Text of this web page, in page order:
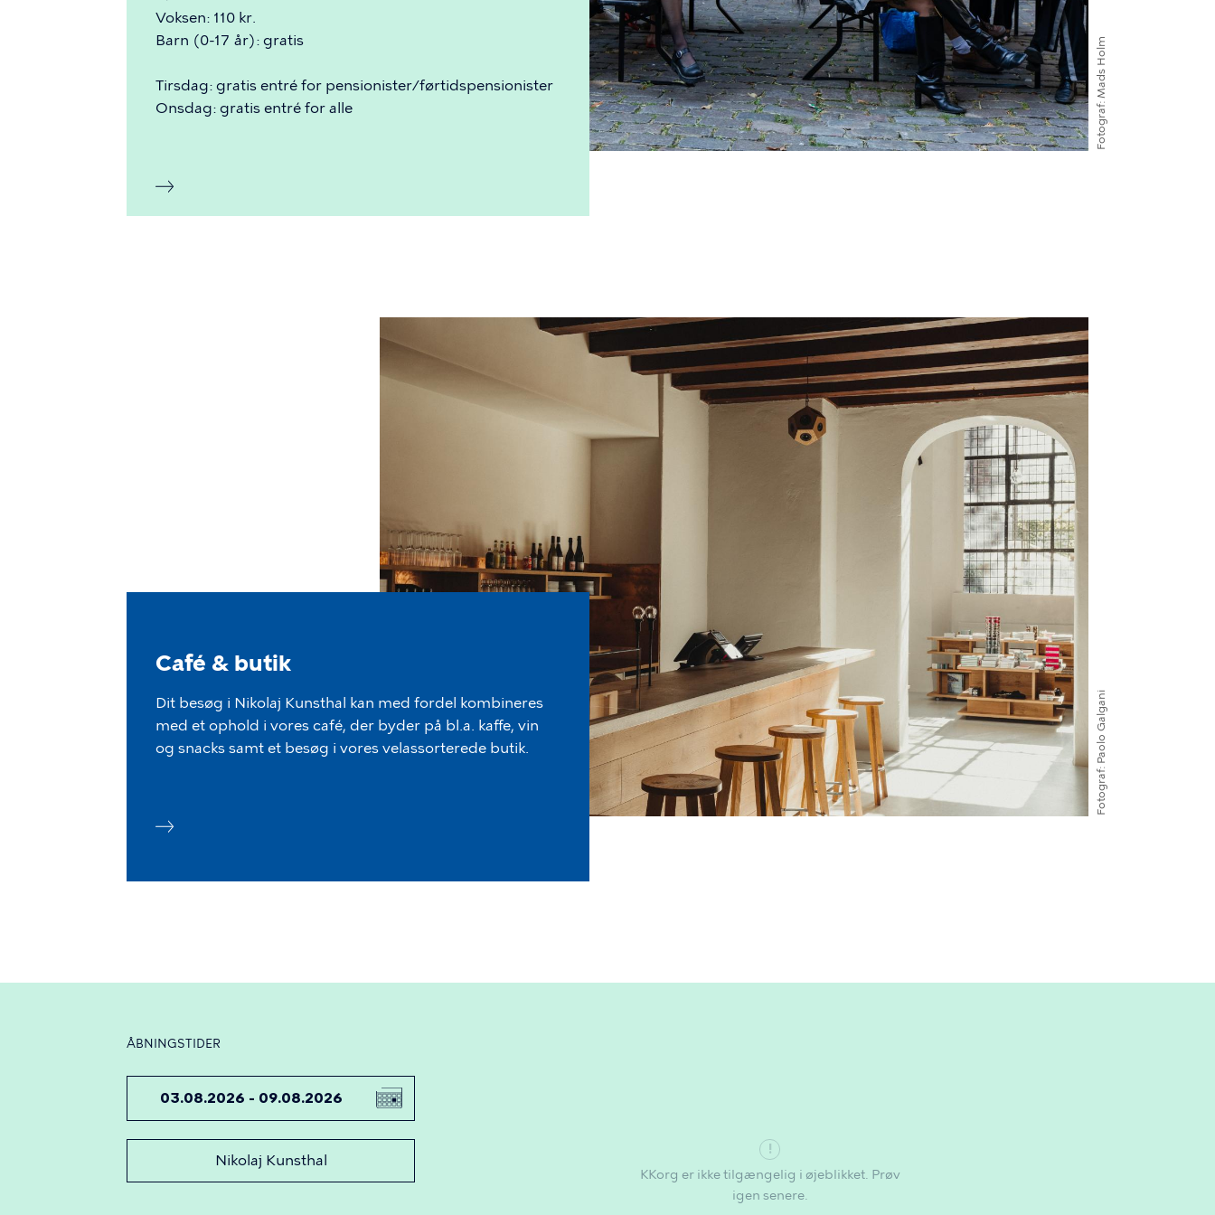
Fotograf
Mads Holm
Voksen: 110 kr.
Barn (0-17 år): gratis
Tirsdag: gratis entré for pensionister/førtidspensionister
Onsdag: gratis entré for alle
Fotograf
Paolo Galgani
Café & butik
Dit besøg i Nikolaj Kunsthal kan med fordel kombineres
med et ophold i vores café, der byder på bl.a. kaffe, vin
og snacks samt et besøg i vores velassorterede butik.
ÅBNINGSTIDER
Nikolaj Kunsthal
KKorg er ikke tilgængelig i øjeblikket. Prøv
igen senere.